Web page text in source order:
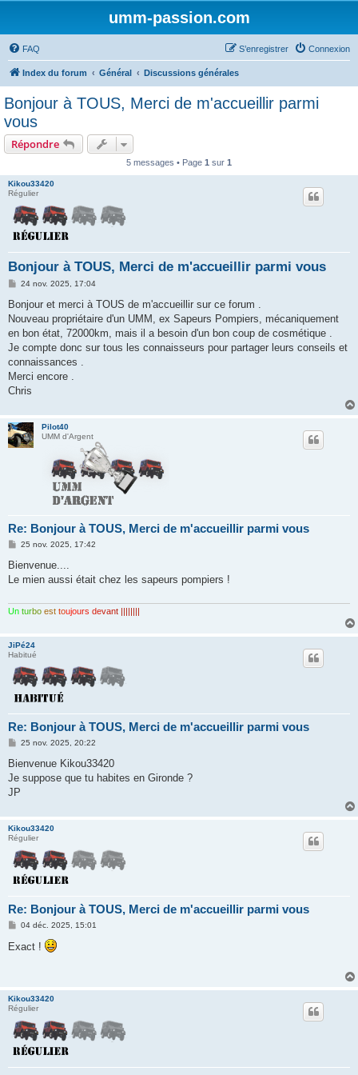
umm-passion.com
FAQ Connexion
S’enregistrer
Index du forum Général Discussions générales
Bonjour à TOUS, Merci de m'accueillir parmi
vous
Répondre
5 messages • Page 1 sur 1
Kikou33420
Régulier
Bonjour à TOUS, Merci de m'accueillir parmi vous
M
s
a
g
24 nov. 2025, 17:04
Bonjour et merci à TOUS de m'accueillir sur ce forum .
Nouveau propriétaire d'un UMM, ex Sapeurs Pompiers, mécaniquement
en bon état, 72000km, mais il a besoin d'un bon coup de cosmétique .
Je compte donc sur tous les connaisseurs pour partager leurs conseils et
connaissances .
Merci encore .
Chris
Pilot40
UMM d'Argent
Re: Bonjour à TOUS, Merci de m'accueillir parmi vous
M
s
a
25 nov. 2025, 17:42
Bienvenue....
Le mien aussi était chez les sapeurs pompiers !
Un turbo est toujours devant ||||||||
JiPé24
Habitué
Re: Bonjour à TOUS, Merci de m'accueillir parmi vous
M
s
a
g
25 nov. 2025, 20:22
Bienvenue Kikou33420
Je suppose que tu habites en Gironde ?
JP
Kikou33420
Régulier
Re: Bonjour à TOUS, Merci de m'accueillir parmi vous
M
s
s
04 déc. 2025, 15:01
Exact !
Kikou33420
Régulier